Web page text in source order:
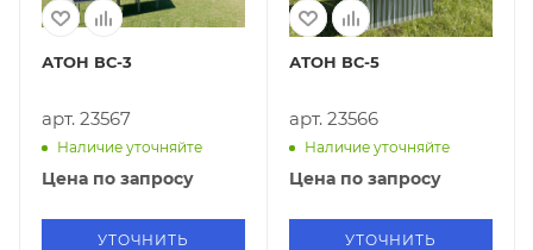
АТОН ВС-3
арт. 23567
Наличие уточняйте
Цена по запросу
УТОЧНИТЬ
АТОН ВС-5
арт. 23566
Наличие уточняйте
Цена по запросу
УТОЧНИТЬ